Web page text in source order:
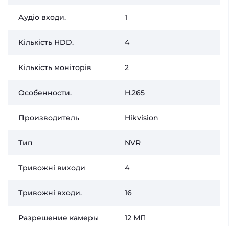
Аудіо входи. 1
Кількість HDD. 4
Кількість моніторів 2
Особенности. H.265
Производитель Hikvision
Тип NVR
Тривожні виходи 4
Тривожні входи. 16
Разрешение камеры 12 МП